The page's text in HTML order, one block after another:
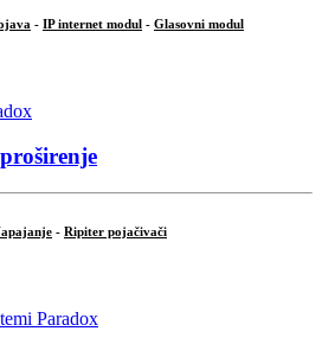
- IP internet modul - Glasovni modul
- Ripiter pojačivači